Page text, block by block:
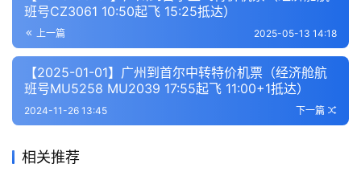
班号CZ3061 10:50起飞 15:25抵达）
上一篇 2025-05-13 14:18
【2025-01-01】广州到首尔中转特价机票（经济舱航
班号MU5258 MU2039 17:55起飞 11:00+1抵达）
下一篇
2024-11-26 13:45
相关推荐